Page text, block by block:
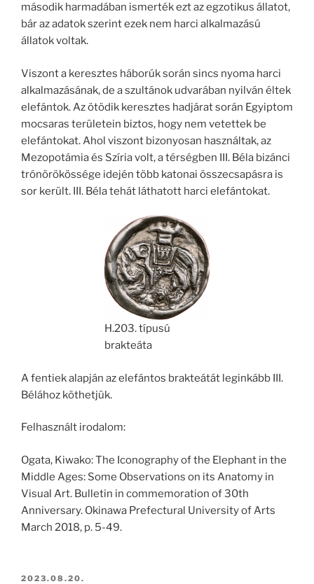
második harmadában ismerték ezt az egzotikus állatot,
bár az adatok szerint ezek nem harci alkalmazású
állatok voltak.
Viszont a keresztes háborúk során sincs nyoma harci
alkalmazásának, de a szultánok udvarában nyilván éltek
elefántok. Az ötödik keresztes hadjárat során Egyiptom
mocsaras területein biztos, hogy nem vetettek be
elefántokat. Ahol viszont bizonyosan használtak, az
Mezopotámia és Szíria volt, a térségben III. Béla bizánci
trónörökössége idején több katonai összecsapásra is
sor került. III. Béla tehát láthatott harci elefántokat.
H.203. típusú
brakteáta
A fentiek alapján az elefántos brakteátát leginkább III.
Bélához köthetjük.
Felhasznált irodalom:
Ogata, Kiwako: The Iconography of the Elephant in the
Middle Ages: Some Observations on its Anatomy in
Visual Art. Bulletin in commemoration of 30th
Anniversary. Okinawa Prefectural University of Arts
March 2018, p. 5-49.
BEKÜLDVE:
2023.08.20.